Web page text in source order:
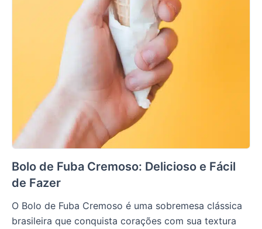
Bolo de Fuba Cremoso: Delicioso e Fácil
de Fazer
O Bolo de Fuba Cremoso é uma sobremesa clássica
brasileira que conquista corações com sua textura